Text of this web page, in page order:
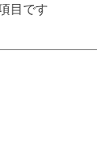
目です